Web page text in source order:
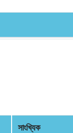
সাংখ্যিক